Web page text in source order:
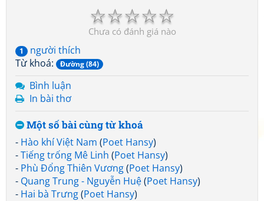
☆
☆
☆
☆
☆
Chưa có đánh giá nào
1
người thích
Từ khoá:
Đường (84)
Bình luận
In bài thơ
Một số bài cùng từ khoá
- Hào khí Việt Nam (Poet Hansy)
-Tiếng trống Mê Linh (Poet Hansy)
- Phù Đổng Thiên Vương(Poet Hansy)
- Quang Trung - Nguyễn Huệ(Poet Hansy)
- Hai bà Trưng(Poet Hansy)